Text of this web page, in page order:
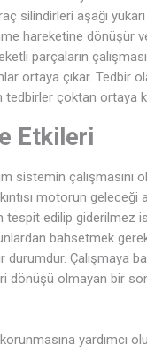
silindirleri aşağı
hareketine dönüşür
parçaların
ortaya çıkar. Tedbir
tedbirler çoktan ortaya
Etkileri
sistemin çalışmasını
motorun geleceği
tespit edilip giderilmez
bahsetmek
Çalışmaya
dönüşü olmayan bir
yardımcı